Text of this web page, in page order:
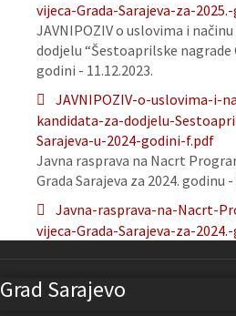
vijeca-Grada-Sarajeva-za-
JAVNIPOZIV o uslovima i
dodjelu “Šestoaprilske nagrade
godini - 11.12.2023.
JAVNIPOZIV-o-uslovima-i-
kandidata-za-dodjelu-
Sarajeva-u-2024-godini-f.pdf
Javna rasprava na Nacrt
Grada Sarajeva za 2024. godinu -
Javna-rasprava-na-Nacrt-
vijeca-Grada-Sarajeva-za-
Grad Sarajevo